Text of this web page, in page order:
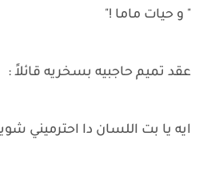
" و حيات ماما !"
عقد تميم حاجبيه بسخريه قائلاً :
ايه يا بت اللسان دا احترميني